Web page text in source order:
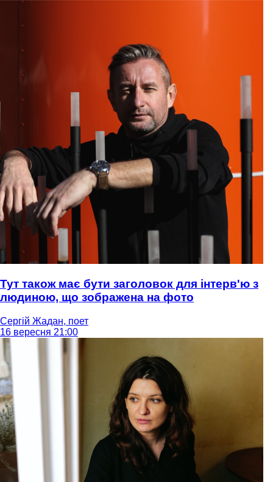
Тут також має бути заголовок для інтерв'ю з
людиною, що зображена на фото
Сергій Жадан, поет
16 вересня 21:00